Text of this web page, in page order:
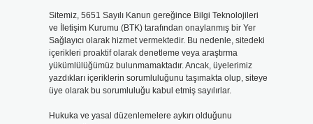
Sitemiz, 5651 Sayılı Kanun gereğince Bilgi Teknolojileri
ve İletişim Kurumu (BTK) tarafından onaylanmış bir Yer
Sağlayıcı olarak hizmet vermektedir. Bu nedenle, sitedeki
içerikleri proaktif olarak denetleme veya araştırma
yükümlülüğümüz bulunmamaktadır. Ancak, üyelerimiz
yazdıkları içeriklerin sorumluluğunu taşımakta olup, siteye
üye olarak bu sorumluluğu kabul etmiş sayılırlar.
Hukuka ve yasal düzenlemelere aykırı olduğunu